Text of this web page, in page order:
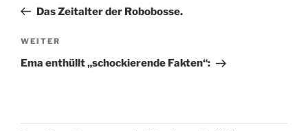
Beitrag
Das Zeitalter der Robobosse.
Nächster
Beitrag
WEITER
Ema enthüllt „schockierende Fakten“: